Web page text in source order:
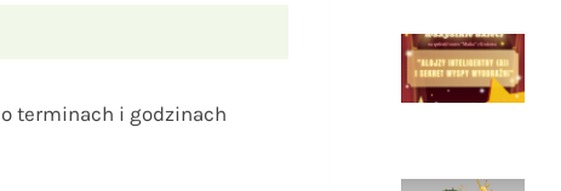
terminach i godzinach